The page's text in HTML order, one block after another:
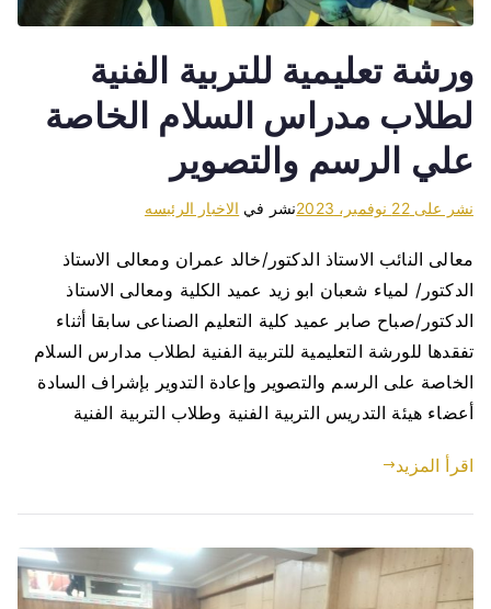
ورشة تعليمية للتربية الفنية
لطلاب مدراس السلام الخاصة
علي الرسم والتصوير
نشر على22 نوفمبر، 2023 نشر في الاخبار الرئيسه
معالى النائب الاستاذ الدكتور/خالد عمران ومعالى الاستاذ
الدكتور/ لمياء شعبان ابو زيد عميد الكلية ومعالى الاستاذ
الدكتور/صباح صابر عميد كلية التعليم الصناعى سابقا أثناء
تفقدها للورشة التعليمية للتربية الفنية لطلاب مدارس السلام
الخاصة على الرسم والتصوير وإعادة التدوير بإشراف السادة
أعضاء هيئة التدريس التربية الفنية وطلاب التربية الفنية
اقرأ المزيد